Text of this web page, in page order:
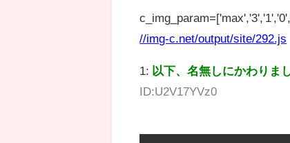
//img-c.net/output/site/292.js
1: 以下、名無しにかわりま
ID:U2V17YVz0